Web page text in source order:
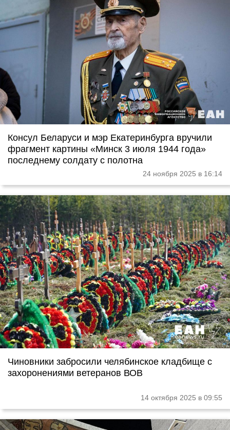
Консул Беларуси и мэр Екатеринбурга вручили
фрагмент картины «Минск 3 июля 1944 года»
последнему солдату с полотна
24 ноября 2025 в 16:14
Чиновники забросили челябинское кладбище с
захоронениями ветеранов ВОВ
14 октября 2025 в 09:55